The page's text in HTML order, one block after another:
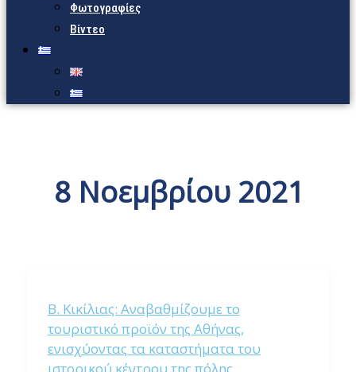
Φωτογραφίες
Βίντεο
8 Νοεμβρίου 2021
Β. Κικίλιας: Αναβαθμίζουμε το
τουριστικό προϊόν της Αθήνας,
ενισχύοντας τα καταστήματα του
ιστορικού κέντρου της πόλης